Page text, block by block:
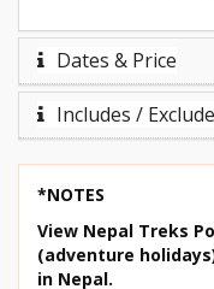
Dates & Price
Includes /
*NOTES
View Nepal Treks
(adventure
in Nepal.